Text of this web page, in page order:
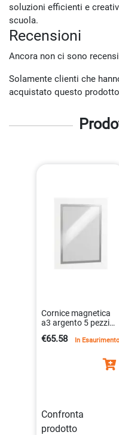
soluzioni efficienti e
scuola.
Recensioni
Ancora non ci sono
Solamente clienti che
acquistato questo
Cornice magnetica
a3 argento 5 pezzi
4005546406855
€65.58 In Esaurimento
Confronta
prodotto